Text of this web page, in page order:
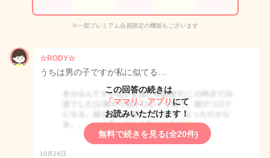
※一部プレミアム会員限定の機能もございます
☆RODY☆
うちは男の子ですが私に似てる…
この回答の続きは
「ママリ」アプリ にて
お読みいただけます！
無料で続きを見る(全20件)
10月24日